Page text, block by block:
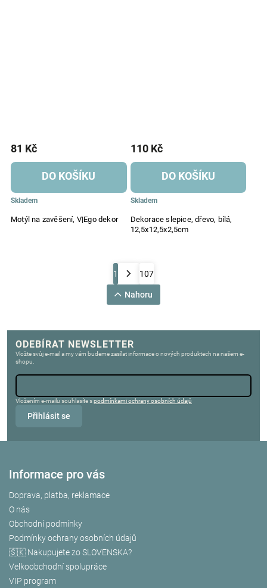
Motýl na zavěšení, V|Ego dekor
Skladem
81 Kč
DO KOŠÍKU
Dekorace slepice, dřevo, bílá,
12,5x12,5x2,5cm
Skladem
110 Kč
DO KOŠÍKU
1 107
Nahoru
ODEBÍRAT NEWSLETTER
Vložte svůj e-mail a my vám budeme zasílat informace o nových produktech na našem e-
shopu.
Vložením e-mailu souhlasíte spodmínkami ochrany osobních údajů
Přihlásit se
Informace pro vás
Doprava, platba, reklamace
O nás
Obchodní podmínky
Podmínky ochrany osobních údajů
🇸🇰 Nakupujete zo SLOVENSKA?
Velkoobchodní spolupráce
VIP program